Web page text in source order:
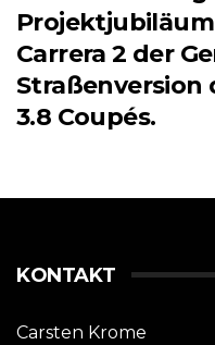
Projektjubiläum
Carrera 2 der
Straßenversion
3.8 Coupés.
KONTAKT
Carsten Krome